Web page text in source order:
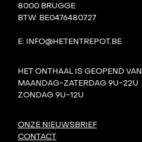
8000 BRUGGE
BTW: BE0476480727
E: INFO@HETENTREPOT.BE
HET ONTHAAL IS GEOPEND VAN
MAANDAG-ZATERDAG 9U-22U
ZONDAG 9U-12U
ONZE NIEUWSBRIEF
CONTACT